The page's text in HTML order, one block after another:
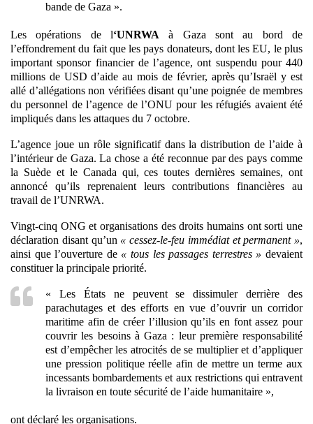
bande de Gaza ».
Les opérations de l‘UNRWA à Gaza sont au bord de
l’effondrement du fait que les pays donateurs, dont les EU, le plus
important sponsor financier de l’agence, ont suspendu pour 440
millions de USD d’aide au mois de février, après qu’Israël y est
allé d’allégations non vérifiées disant qu’une poignée de membres
du personnel de l’agence de l’ONU pour les réfugiés avaient été
impliqués dans les attaques du 7 octobre.
L’agence joue un rôle significatif dans la distribution de l’aide à
l’intérieur de Gaza. La chose a été reconnue par des pays comme
la Suède et le Canada qui, ces toutes dernières semaines, ont
annoncé qu’ils reprenaient leurs contributions financières au
travail de l’UNRWA.
Vingt-cinq ONG et organisations des droits humains ont sorti une
déclaration disant qu’un « cessez-le-feu immédiat et permanent »,
ainsi que l’ouverture de« tous les passages terrestres » devaient
constituer la principale priorité.
« Les États ne peuvent se dissimuler derrière des
parachutages et des efforts en vue d’ouvrir un corridor
maritime afin de créer l’illusion qu’ils en font assez pour
couvrir les besoins à Gaza : leur première responsabilité
est d’empêcher les atrocités de se multiplier et d’appliquer
une pression politique réelle afin de mettre un terme aux
incessants bombardements et aux restrictions qui entravent
la livraison en toute sécurité de l’aide humanitaire »,
ont déclaré les organisations.